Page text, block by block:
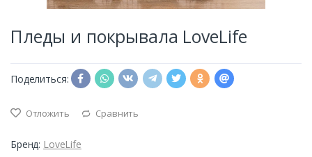
Пледы и покрывала LoveLife
Поделиться:
Отложить Сравнить
Бренд: LoveLife